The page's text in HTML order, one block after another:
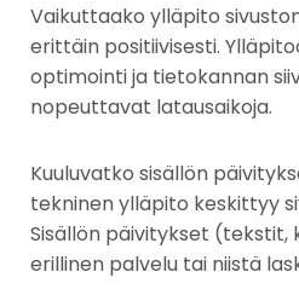
Vaikuttaako ylläpito
erittäin positiivisesti.
optimointi ja tietokannan
nopeuttavat latausaikoja.
Kuuluvatko sisällön
tekninen ylläpito keskittyy
Sisällön päivitykset (tekstit,
erillinen palvelu tai niistä